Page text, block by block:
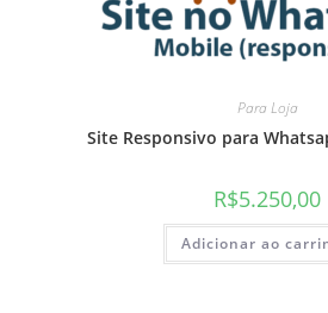
Para Loja
Site Responsivo para
R$5.250,00
Adicionar ao